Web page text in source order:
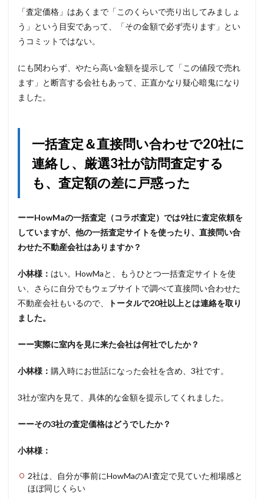
「査定価格」はあくまで「このくらいで売り出してみましょ
う」という目安であって、「その金額で必ず売ります」とい
うコミットではない。
にも関わらず、やたら高い金額を提示して「この値段で売れ
ます」と断言する会社もあって、正直かなり疑心暗鬼になり
ました。
一括査定＆直接問い合わせで20社に
連絡し、厳選3社が訪問査定する
も、査定額の差に戸惑った
ーーHowMaの一括査定（コラボ査定）では9社に査定依頼を
していますが、他の一括査定サイトを使ったり、直接問い合
わせた不動産会社はありますか？
小林様： はい。HowMaと、もうひとつ一括査定サイトを使
い、さらに自分でもウェブサイトで調べて直接問い合わせた
不動産会社もいるので、
トータルで20社以上とは連絡を取り
ました。
ーー実際に室内を見に来た会社は何社でしたか？
小林様： 購入時にお世話になった会社を含め、3社です。
3社が室内を見て、具体的な金額を提示してくれました。
ーーその3社の査定価格はどうでしたか？
小林様：
2社は、自分が事前にHowMaのAI査定で見ていた相場感と
ほぼ同じくらい